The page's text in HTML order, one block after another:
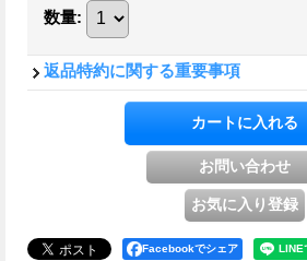
数量:
返品特約に関する重要事項
Facebookでシェア